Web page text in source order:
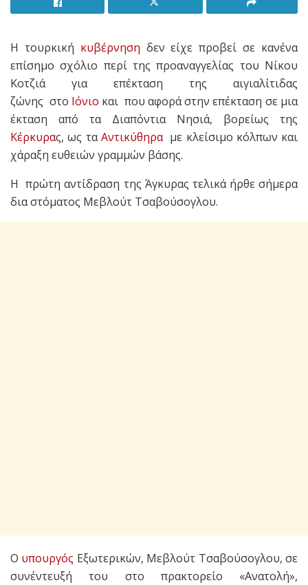
H τουρκική κυβέρνηση δεν είχε προβεί σε κανένα
επίσημο σχόλιο περί της προαναγγελίας του Νίκου
Κοτζιά για επέκταση της αιγιαλίτιδας
ζώνης στο Ιόνιο και που αφορά στην επέκταση σε μια
έκταση από τα Διαπόντια Νησιά, βορείως της
Κέρκυρας, ως ταΑντικύθηραμε κλείσιμο κόλπων και
χάραξη ευθειών γραμμών βάσης.
Η πρώτη αντίδραση της Άγκυρας τελικά ήρθε σήμερα
δια στόματος Μεβλούτ Τσαβούσογλου.
Ο υπουργός Εξωτερικών, Μεβλούτ Τσαβούσογλου, σε
συνέντευξή του στο πρακτορείο «Ανατολή»,